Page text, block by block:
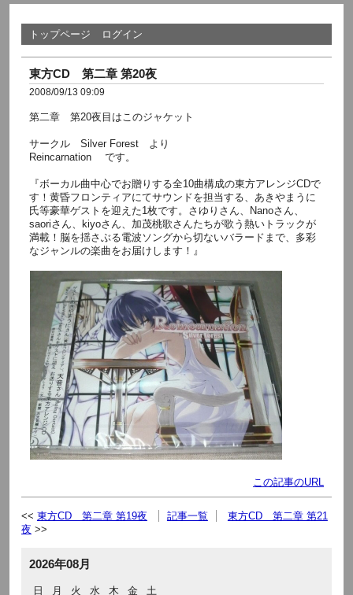
トップページ ログイン
東方CD 第二章 第20夜
2008/09/13 09:09
第二章 第20夜目はこのジャケット
サークル Silver Forest より
Reincarnation です。
『ボーカル曲中心でお贈りする全10曲構成の東方アレンジCDで
す！黄昏フロンティアにてサウンドを担当する、あきやまうに
氏等豪華ゲストを迎えた1枚です。さゆりさん、Nanoさん、
saoriさん、kiyoさん、加茂桃歌さんたちが歌う熱いトラックが
満載！脳を揺さぶる電波ソングから切ないバラードまで、多彩
なジャンルの楽曲をお届けします！』
この記事のURL
東方CD 第二章 第19夜 記事一覧
東方CD 第二章 第21
夜
2026年08月
日 月 火 水 木 金
土